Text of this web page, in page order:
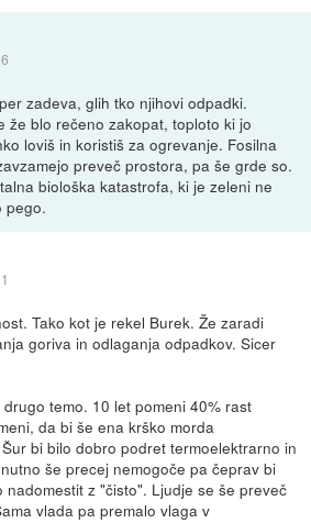
zadeva, glih tko njihovi odpadki.
že blo rečeno zakopat, toploto ki jo
loviš in koristiš za ogrevanje. Fosilna
preveč prostora, pa še grde so.
biološka katastrofa, ki je zeleni ne
pego.
Tako kot je rekel Burek. Že zaradi
goriva in odlaganja odpadkov. Sicer
temo. 10 let pomeni 40% rast
da bi še ena krško morda
bi bilo dobro podret termoelektrarno in
še precej nemogoče pa čeprav bi
nadomestit z "čisto". Ljudje se še preveč
vlada pa premalo vlaga v